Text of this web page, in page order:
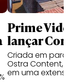
Prime
lançar
Criada em
Ostra Content,
em uma